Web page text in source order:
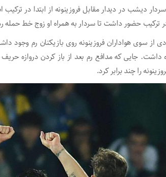
دیشب در دیدار مقابل فروزینونه از ابتدا در
در ترکیب حضور داشت تا سردار به همراه او زوج خط حمله
از سوی هواداران فروزینونه روی بازیکنان رم
داشت. جایی که مدافع رم بعد از باز کردن دروازه
را چند برابر کرد.